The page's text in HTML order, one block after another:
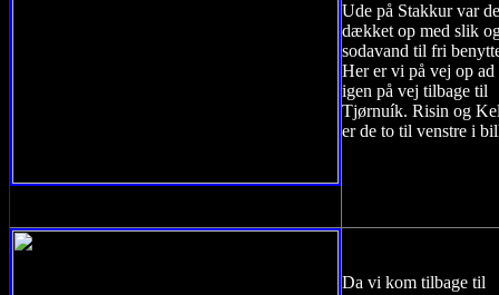
Ude på Stakkur var
dækket op med slik
sodavand til fri
Her er vi på vej op ad
igen på vej tilbage til
Tjørnuík. Risin og
er de to til venstre i
Da vi kom tilbage til